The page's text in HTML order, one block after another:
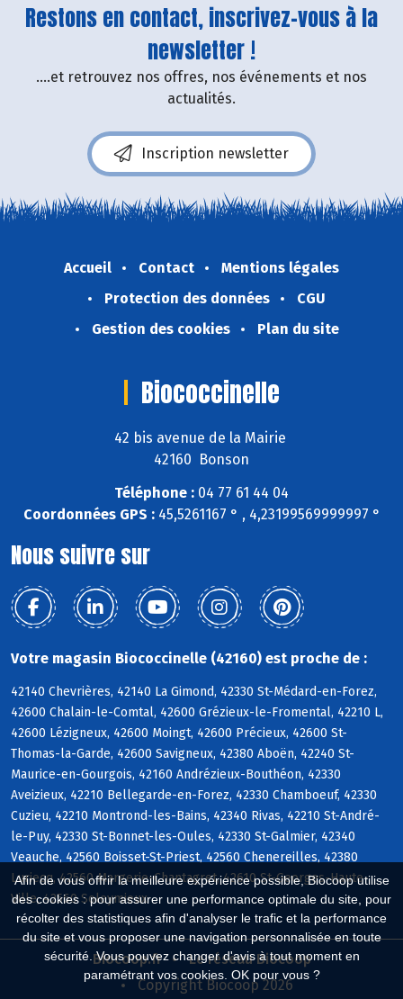
Afin de vous offrir la meilleure expérience possible, Biocoop utilise
des cookies : pour assurer une performance optimale du site, pour
récolter des statistiques afin d'analyser le trafic et la performance
du site et vous proposer une navigation personnalisée en toute
sécurité. Vous pouvez changer d'avis à tout moment en
paramétrant vos cookies. OK pour vous ?
Restons en contact, inscrivez-vous à la
newsletter !
....et retrouvez nos offres, nos événements et nos
actualités.
Inscription newsletter
Accueil Contact
Mentions légales
Protection des données
CGU
Gestion des cookies
Plan du site
Biococcinelle
42 bis avenue de la Mairie
42160 Bonson
Téléphone : 04 77 61 44 04
Coordonnées GPS :45,5261167 ° , 4,23199569999997 °
Nous suivre sur
Votre magasin Biococcinelle (42160) est proche de :
42140 Chevrières, 42140 La Gimond, 42330 St-Médard-en-Forez,
42600 Chalain-le-Comtal, 42600 Grézieux-le-Fromental, 42210 L,
42600 Lézigneux, 42600 Moingt, 42600 Précieux, 42600 St-
Thomas-la-Garde, 42600 Savigneux, 42380 Aboën, 42240 St-
Maurice-en-Gourgois, 42160 Andrézieux-Bouthéon, 42330
Aveizieux, 42210 Bellegarde-en-Forez, 42330 Chamboeuf, 42330
Cuzieu, 42210 Montrond-les-Bains, 42340 Rivas, 42210 St-André-
le-Puy, 42330 St-Bonnet-les-Oules, 42330 St-Galmier, 42340
Veauche, 42560 Boisset-St-Priest, 42560 Chenereilles, 42380
Luriecq, 42560 Margerie-Chantagret, 42610 St-Georges-Haute-
Ville, 42560 Soleymieux
Biocoop.fr
Le réseau Biocoop
Copyright Biocoop 2026